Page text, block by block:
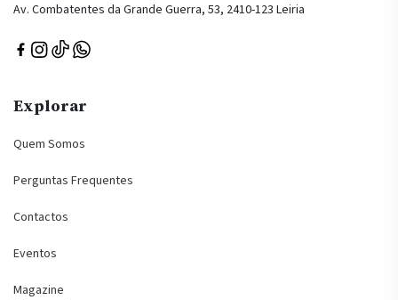
Av. Combatentes da Grande Guerra, 53, 2410-123 Leiria
Explorar
Quem Somos
Perguntas Frequentes
Contactos
Eventos
Magazine